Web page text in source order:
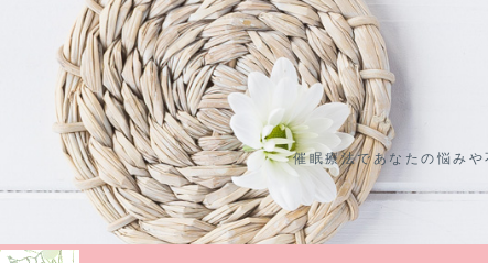
ス
ッ
催眠療法であなたの悩み